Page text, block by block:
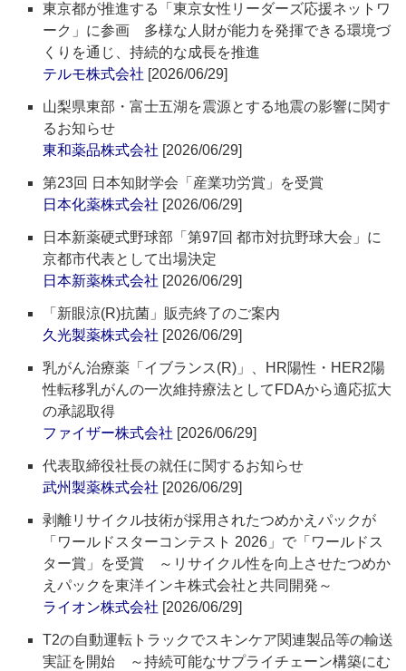
東京都が推進する「東京女性リーダーズ応援ネットワ
ーク」に参画 多様な人財が能力を発揮できる環境づ
くりを通じ、持続的な成長を推進
テルモ株式会社 [2026/06/29]
山梨県東部・富士五湖を震源とする地震の影響に関す
るお知らせ
東和薬品株式会社 [2026/06/29]
第23回 日本知財学会「産業功労賞」を受賞
日本化薬株式会社 [2026/06/29]
日本新薬硬式野球部「第97回 都市対抗野球大会」に
京都市代表として出場決定
日本新薬株式会社 [2026/06/29]
「新眼涼(R)抗菌」販売終了のご案内
久光製薬株式会社 [2026/06/29]
乳がん治療薬「イブランス(R)」、HR陽性・HER2陽
性転移乳がんの一次維持療法としてFDAから適応拡大
の承認取得
ファイザー株式会社 [2026/06/29]
代表取締役社長の就任に関するお知らせ
武州製薬株式会社 [2026/06/29]
剥離リサイクル技術が採用されたつめかえパックが
「ワールドスターコンテスト 2026」で「ワールドス
ター賞」を受賞 ～リサイクル性を向上させたつめか
えパックを東洋インキ株式会社と共同開発～
ライオン株式会社 [2026/06/29]
T2の自動運転トラックでスキンケア関連製品等の輸送
実証を開始 ～持続可能なサプライチェーン構築にむ